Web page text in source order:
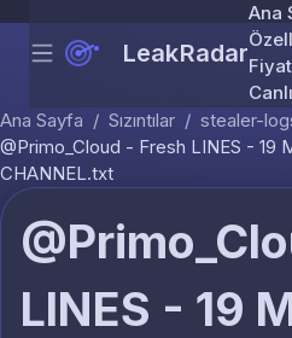
Menu LeakRadar
Ana
Ana Sayfa / Sızıntılar / stealer-
@Primo_Cloud - Fresh LINES - 19
CHANNEL.txt
LINES - 19